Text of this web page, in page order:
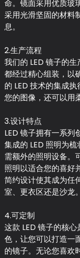
命。镜面采用优质玻
采用光滑坚固的材料
息。
2.生产流程
我们的 LED 镜子的
都经过精心组装，以
的 LED 技术的集成
您的图像，还可以用
3.设计特点
LED 镜子拥有一系列
集成的 LED 照明为
需额外的照明设备。
照明以适合您的喜好
简约设计使其成为任
室、更衣区还是沙龙。
4.可定制
这款 LED 镜子的核
色，让您可以打造一
的镜子。无论您喜欢